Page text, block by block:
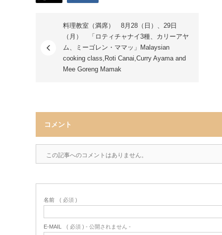
料理教室（満席） 8月28（日）、29日
（月） 「ロティチャナイ3種、カリーアヤ
ム、ミーゴレン・ママッ」Malaysian
cooking class,Roti Canai,Curry Ayama and
Mee Goreng Mamak
コメント
この記事へのコメントはありません。
名前 ( 必須 )
E-MAIL ( 必須 ) - 公開されません -